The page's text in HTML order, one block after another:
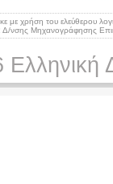
με χρήση του ελεύθερου
Δ/νσης Μηχανογράφησης